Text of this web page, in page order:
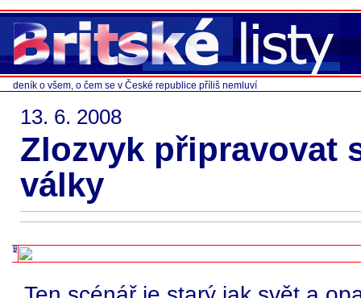
deník o všem, o čem se v České republice příliš nemluví
13. 6. 2008
Zlozvyk připravovat
války